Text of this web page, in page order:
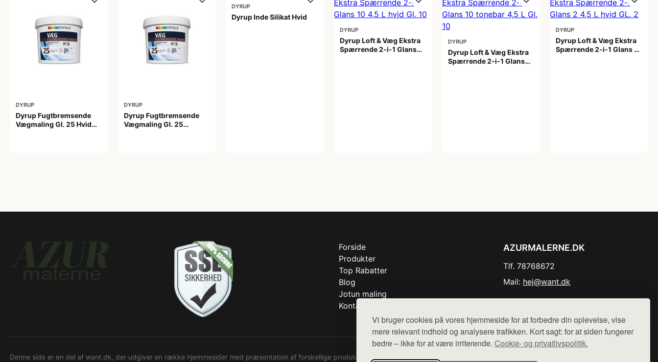
Vi bruger cookies på vores hjemmeside for at forbedre din oplevelse, vise
mere relevant indhold og analysere trafikken. Kort sagt: for at siden fungerer
bedre – ikke for at være irriterende. Cookie- og privatlivspolitik.
DYRUP
Dyrup Fugtbremsende
Vægmaling Gl. 25 Hvid
DYRUP
Dyrup Fugtbremsende
Vægmaling Gl. 25
DYRUP
Dyrup Inde Silikat Hvid
DYRUP
Dyrup Loft & Væg Ekstra
Spærrende 2-i-1 Glans
DYRUP
Dyrup Loft & Væg Ekstra
Spærrende 2-i-1 Glans
DYRUP
Dyrup Loft & Væg Ekstra
Spærrende 2-i-1 Glans 2
Forside
Produkter
Top Rabatter
Blog
Jotun maling
Kontakt
AZURMALERNE.DK
Tlf. 78768672
Mail: hej@want.dk
Denne side er en del af want.dk, der udgiver en række hjemmesider med præsentation af forskellige produkter fra diverse webshops. Der sælges ikke varer fra denne side - vi henviser til de shops,